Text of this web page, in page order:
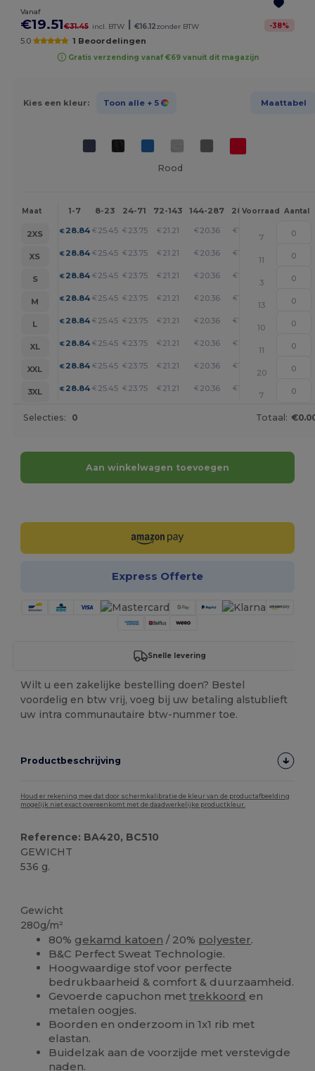
Vanaf
€19.51€31.45 incl. BTW | €16.12zonder BTW -38%
5.0 1 Beoordelingen
Gratis verzending vanaf €69 vanuit dit magazijn
Kies een kleur: Toon alle + 5 Maattabel
Rood
Maat 1-7 8-23 24-71 72-143 144-287 288 + Meer
Voorraad Aantal
2XS €28.84 € 25.45 € 23.75 € 21.21 € 20.36 € 19.51
7
XS
€28.84 € 25.45 € 23.75 € 21.21 € 20.36 € 19.51
11
S
€28.84 € 25.45 € 23.75 € 21.21 € 20.36 € 19.51
3
M
€28.84 € 25.45 € 23.75 € 21.21 € 20.36 € 19.51
13
L
€28.84 € 25.45 € 23.75 € 21.21 € 20.36 € 19.51
10
XL
€28.84 € 25.45 € 23.75 € 21.21 € 20.36 € 19.51
11
XXL
€28.84 € 25.45 € 23.75 € 21.21 € 20.36 € 19.51
20
3XL
€28.84 € 25.45 € 23.75 € 21.21 € 20.36 € 19.51
7
Selecties: 0 Totaal:
Aan winkelwagen toevoegen
Express Offerte
Snelle levering
Wilt u een zakelijke bestelling doen? Bestel
voordelig en btw vrij, voeg bij uw betaling alstublieft
uw intra communautaire btw-nummer toe.
Productbeschrijving
Houd er rekening mee dat door schermkalibratie de kleur van de productafbeelding
mogelijk niet exact overeenkomt met de daadwerkelijke productkleur.
Reference: BA420, BC510
GEWICHT
536 g.
Gewicht
280g/m²
80% gekamd katoen / 20% polyester.
B&C Perfect Sweat Technologie.
Hoogwaardige stof voor perfecte
bedrukbaarheid & comfort & duurzaamheid.
Gevoerde capuchon mettrekkoord en
metalen oogjes.
Boorden en onderzoom in 1x1 rib met
elastan.
Buidelzak aan de voorzijde met verstevigde
naden.